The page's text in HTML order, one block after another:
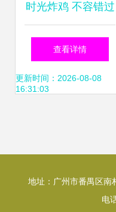
时光炸鸡 不容错过
的快餐加盟与特色
小吃创业之道
查看详情
更新时间：2026-08-08
16:31:03
地址：广州市番禺区南
电